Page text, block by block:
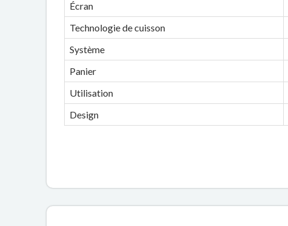
Écran
Technologie de cuisson
Système
Panier
Utilisation
Design